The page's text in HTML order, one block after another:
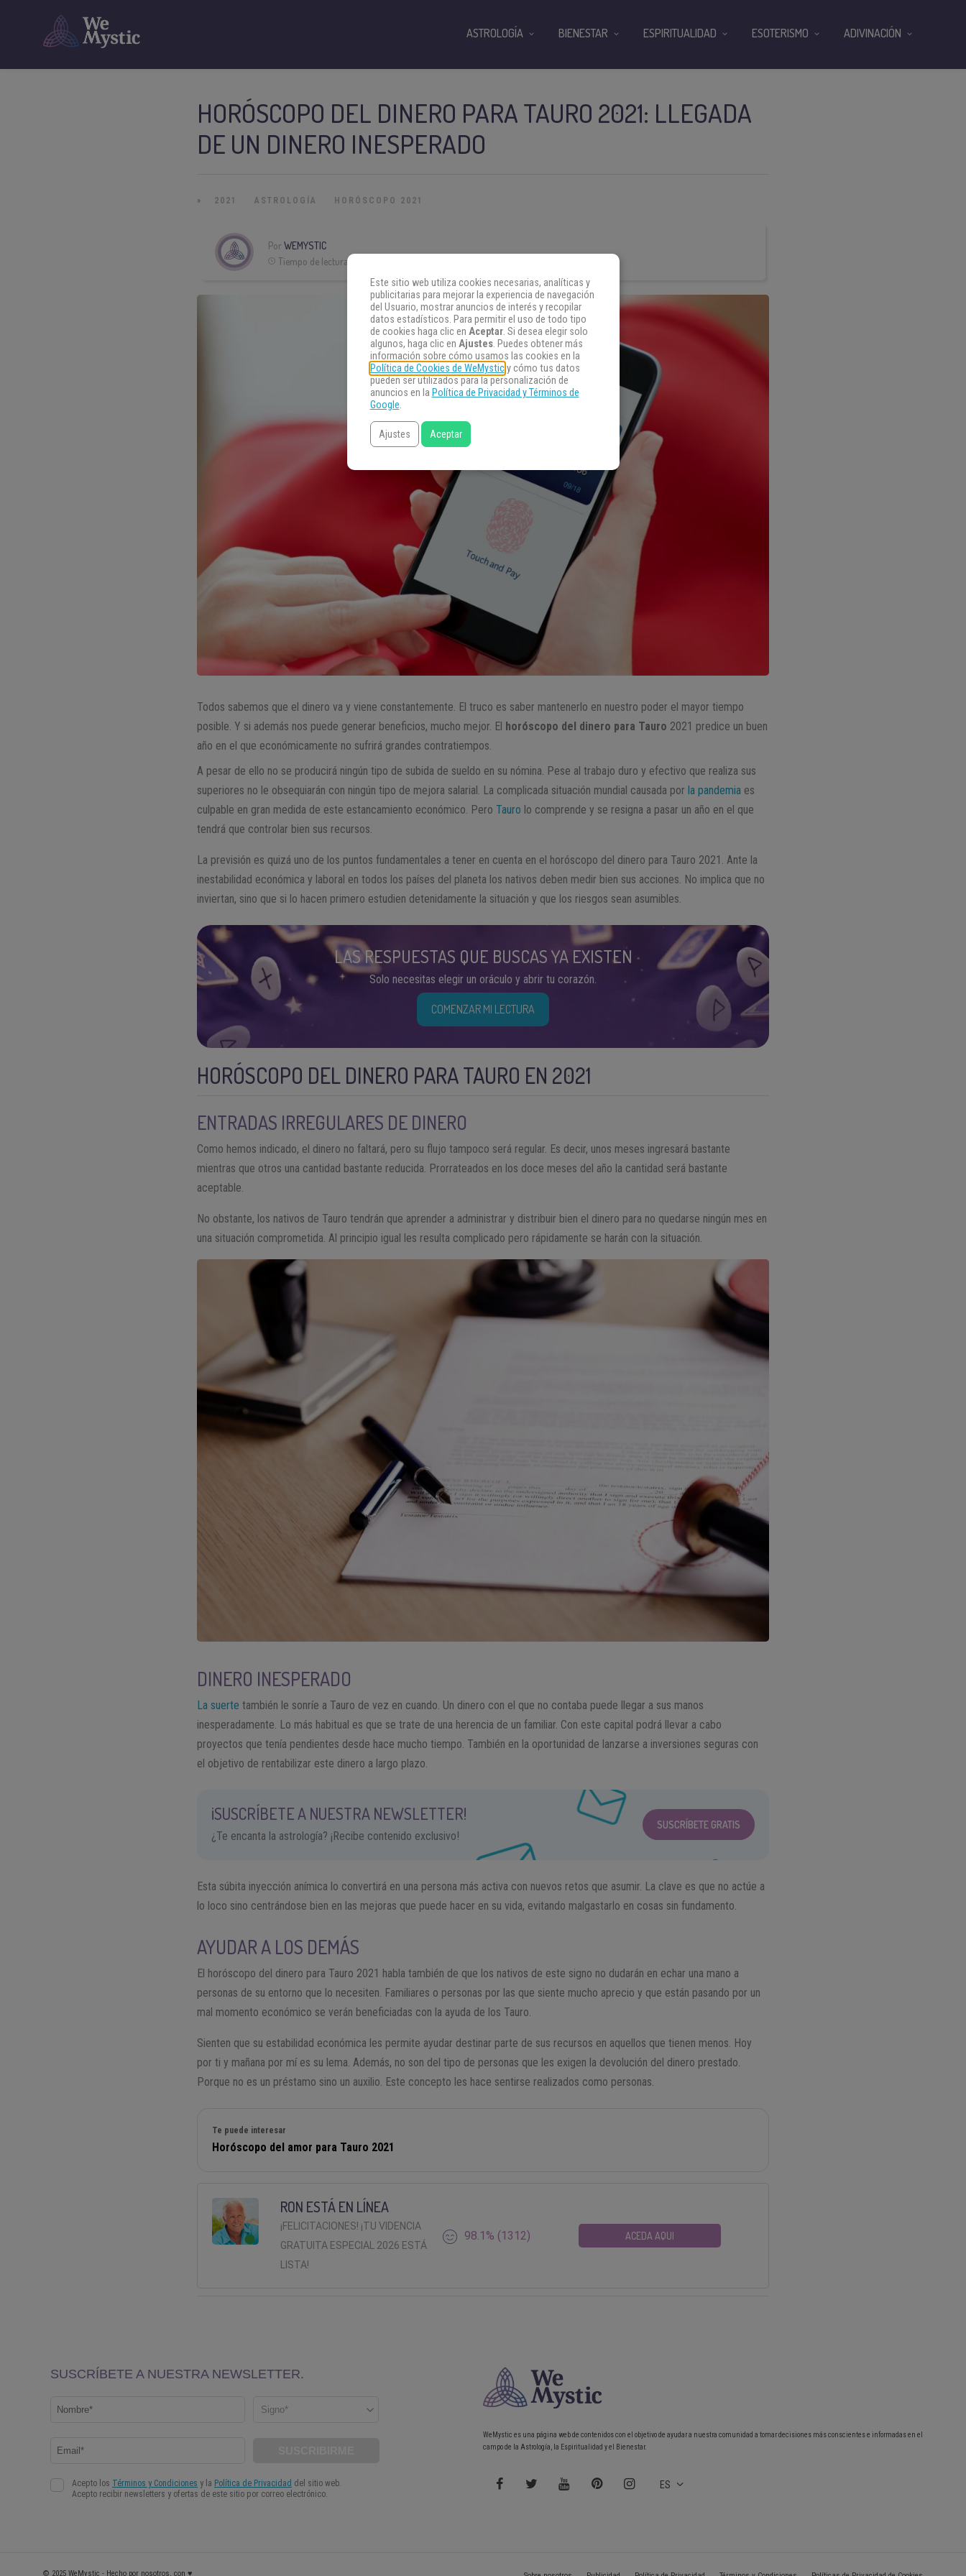
HORÓSCOPO DEL DINERO PARA TAURO 2021: LLEGADA
DE UN DINERO INESPERADO
» 2021 ASTROLOGÍA HORÓSCOPO 2021
Por WEMYSTIC
Tiempo de lectura:
Todos sabemos que el dinero va y viene constantemente. El truco es saber mantenerlo en nuestro poder el mayor tiempo
posible. Y si además nos puede generar beneficios, mucho mejor. El horóscopo del dinero para Tauro 2021 predice un buen
año en el que económicamente no sufrirá grandes contratiempos.
A pesar de ello no se producirá ningún tipo de subida de sueldo en su nómina. Pese al trabajo duro y efectivo que realiza sus
superiores no le obsequiarán con ningún tipo de mejora salarial. La complicada situación mundial causada por la pandemia es
culpable en gran medida de este estancamiento económico. PeroTauro lo comprende y se resigna a pasar un año en el que
tendrá que controlar bien sus recursos.
La previsión es quizá uno de los puntos fundamentales a tener en cuenta en el horóscopo del dinero para Tauro 2021. Ante la
inestabilidad económica y laboral en todos los países del planeta los nativos deben medir bien sus acciones. No implica que no
inviertan, sino que si lo hacen primero estudien detenidamente la situación y que los riesgos sean asumibles.
LAS RESPUESTAS QUE BUSCAS YA EXISTEN
Solo necesitas elegir un oráculo y abrir tu corazón.
COMENZAR MI LECTURA
HORÓSCOPO DEL DINERO PARA TAURO EN 2021
ENTRADAS IRREGULARES DE DINERO
Como hemos indicado, el dinero no faltará, pero su flujo tampoco será regular. Es decir, unos meses ingresará bastante
mientras que otros una cantidad bastante reducida. Prorrateados en los doce meses del año la cantidad será bastante
aceptable.
No obstante, los nativos de Tauro tendrán que aprender a administrar y distribuir bien el dinero para no quedarse ningún mes en
una situación comprometida. Al principio igual les resulta complicado pero rápidamente se harán con la situación.
DINERO INESPERADO
La suerte también le sonríe a Tauro de vez en cuando. Un dinero con el que no contaba puede llegar a sus manos
inesperadamente. Lo más habitual es que se trate de una herencia de un familiar. Con este capital podrá llevar a cabo
proyectos que tenía pendientes desde hace mucho tiempo. También en la oportunidad de lanzarse a inversiones seguras con
el objetivo de rentabilizar este dinero a largo plazo.
¡SUSCRÍBETE A NUESTRA NEWSLETTER!
¿Te encanta la astrología? ¡Recibe contenido exclusivo!
SUSCRÍBETE GRATIS
Esta súbita inyección anímica lo convertirá en una persona más activa con nuevos retos que asumir. La clave es que no actúe a
lo loco sino centrándose bien en las mejoras que puede hacer en su vida, evitando malgastarlo en cosas sin fundamento.
AYUDAR A LOS DEMÁS
El horóscopo del dinero para Tauro 2021 habla también de que los nativos de este signo no dudarán en echar una mano a
personas de su entorno que lo necesiten. Familiares o personas por las que siente mucho aprecio y que están pasando por un
mal momento económico se verán beneficiadas con la ayuda de los Tauro.
Sienten que su estabilidad económica les permite ayudar destinar parte de sus recursos en aquellos que tienen menos. Hoy
por ti y mañana por mí es su lema. Además, no son del tipo de personas que les exigen la devolución del dinero prestado.
Porque no es un préstamo sino un auxilio. Este concepto les hace sentirse realizados como personas.
Te puede interesar
Horóscopo del amor para Tauro 2021
RON ESTÁ EN LÍNEA
¡FELICITACIONES! ¡TU VIDENCIA
GRATUITA ESPECIAL 2026 ESTÁ
LISTA!
98.1% (1312) ACEDA AQUI
ASTROLOGÍA BIENESTAR ESPIRITUALIDAD ESOTERISMO ADIVINACIÓN
WeMystic es una página web de contenidos con el objetivo de ayudar a nuestra comunidad a tomar decisiones más conscientes e informadas en el
campo de la Astrología, la Espiritualidad y el Bienestar.
ES
© 2025 WeMystic - Hecho por nosotros, con ♥
Este sitio web utiliza cookies necesarias, analíticas y
publicitarias para mejorar la experiencia de navegación
del Usuario, mostrar anuncios de interés y recopilar
datos estadísticos. Para permitir el uso de todo tipo
de cookies haga clic en Aceptar. Si desea elegir solo
algunos, haga clic en Ajustes. Puedes obtener más
información sobre cómo usamos las cookies en la
Política de Cookies de WeMysticy cómo tus datos
pueden ser utilizados para la personalización de
anuncios en la Política de Privacidad y Términos de
Google.
Ajustes Aceptar